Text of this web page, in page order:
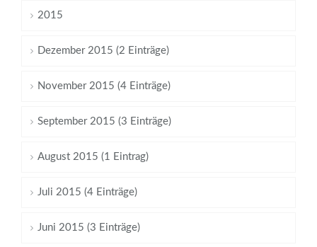
2015
Dezember 2015 (2 Einträge)
November 2015 (4 Einträge)
September 2015 (3 Einträge)
August 2015 (1 Eintrag)
Juli 2015 (4 Einträge)
Juni 2015 (3 Einträge)